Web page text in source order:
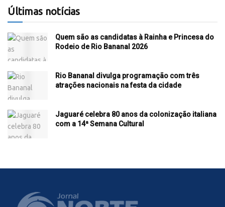
Últimas notícias
Quem são as candidatas à Rainha e Princesa do
Rodeio de Rio Bananal 2026
Rio Bananal divulga programação com três
atrações nacionais na festa da cidade
Jaguaré celebra 80 anos da colonização italiana
com a 14ª Semana Cultural